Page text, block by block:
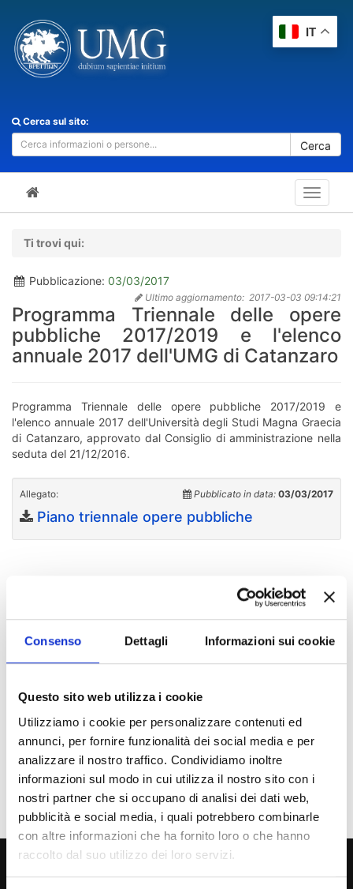
Consenso Dettagli Informazioni sui cookie
Questo sito web utilizza i cookie
Utilizziamo i cookie per personalizzare contenuti ed
annunci, per fornire funzionalità dei social media e per
analizzare il nostro traffico. Condividiamo inoltre
informazioni sul modo in cui utilizza il nostro sito con i
nostri partner che si occupano di analisi dei dati web,
pubblicità e social media, i quali potrebbero combinarle
con altre informazioni che ha fornito loro o che hanno
raccolto dal suo utilizzo dei loro servizi.
Cerca sul sito:
Cerca
Toggle
Ti trovi qui:
Pubblicazione: 03/03/2017
Ultimo aggiornamento: 2017-03-03 09:14:21
Programma Triennale delle opere
pubbliche 2017/2019 e l'elenco
annuale 2017 dell'UMG di Catanzaro
Programma Triennale delle opere pubbliche 2017/2019 e
l'elenco annuale 2017 dell'Università degli Studi Magna Graecia
di Catanzaro, approvato dal Consiglio di amministrazione nella
seduta del 21/12/2016.
Allegato: Pubblicato in data: 03/03/2017
Piano triennale opere pubbliche
Studente Iscritto
Studente Internazionale
Laureato
Personale
800 453 444
IT